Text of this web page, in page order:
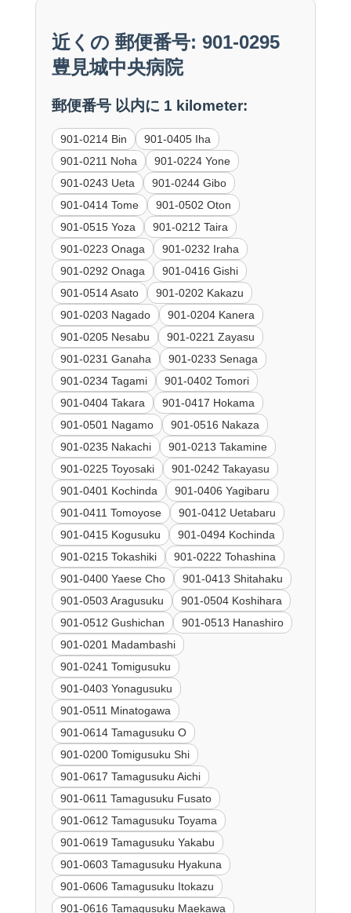
近くの 郵便番号: 901-0295
豊見城中央病院
郵便番号 以内に 1 kilometer:
901-0214 Bin
901-0405 Iha
901-0211 Noha
901-0224 Yone
901-0243 Ueta
901-0244 Gibo
901-0414 Tome
901-0502 Oton
901-0515 Yoza
901-0212 Taira
901-0223 Onaga
901-0232 Iraha
901-0292 Onaga
901-0416 Gishi
901-0514 Asato
901-0202 Kakazu
901-0203 Nagado
901-0204 Kanera
901-0205 Nesabu
901-0221 Zayasu
901-0231 Ganaha
901-0233 Senaga
901-0234 Tagami
901-0402 Tomori
901-0404 Takara
901-0417 Hokama
901-0501 Nagamo
901-0516 Nakaza
901-0235 Nakachi
901-0213 Takamine
901-0225 Toyosaki
901-0242 Takayasu
901-0401 Kochinda
901-0406 Yagibaru
901-0411 Tomoyose
901-0412 Uetabaru
901-0415 Kogusuku
901-0494 Kochinda
901-0215 Tokashiki
901-0222 Tohashina
901-0400 Yaese Cho
901-0413 Shitahaku
901-0503 Aragusuku
901-0504 Koshihara
901-0512 Gushichan
901-0513 Hanashiro
901-0201 Madambashi
901-0241 Tomigusuku
901-0403 Yonagusuku
901-0511 Minatogawa
901-0614 Tamagusuku O
901-0200 Tomigusuku Shi
901-0617 Tamagusuku Aichi
901-0611 Tamagusuku Fusato
901-0612 Tamagusuku Toyama
901-0619 Tamagusuku Yakabu
901-0603 Tamagusuku Hyakuna
901-0606 Tamagusuku Itokazu
901-0616 Tamagusuku Maekawa